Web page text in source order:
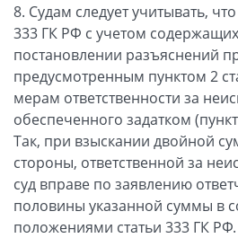
8. Судам следует учитывать,
333 ГК РФ с учетом
постановлении разъяснений
предусмотренным пунктом 2
мерам ответственности за
обеспеченного задатком
Так, при взыскании двойной
стороны, ответственной за
суд вправе по заявлению
половины указанной суммы в
положениями статьи 333 ГК РФ.